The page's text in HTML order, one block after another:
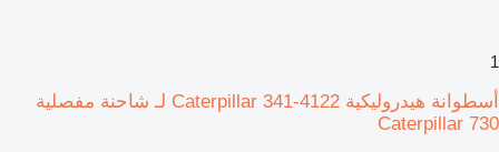
1
أسطوانة هيدروليكية Caterpillar 341-4122 لـ شاحنة مفصلية
Caterpillar 730